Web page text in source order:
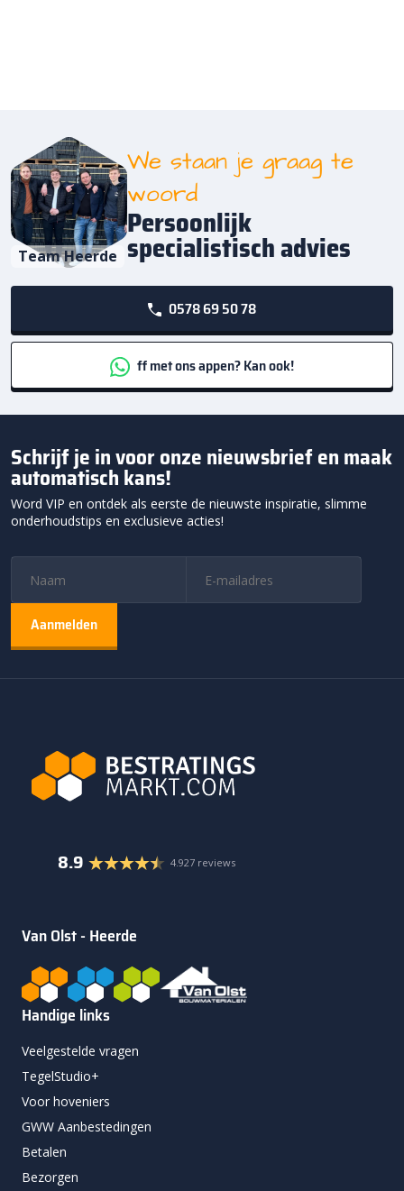
Team Heerde
We staan je graag te
woord
Persoonlijk
specialistisch advies
0578 69 50 78
ff met ons appen? Kan ook!
Schrijf je in voor onze nieuwsbrief en maak
automatisch kans!
Word VIP en ontdek als eerste de nieuwste inspiratie, slimme
onderhoudstips en exclusieve acties!
8.9 4.927 reviews
Van Olst - Heerde
Handige links
Veelgestelde vragen
TegelStudio+
Voor hoveniers
GWW Aanbestedingen
Betalen
Bezorgen